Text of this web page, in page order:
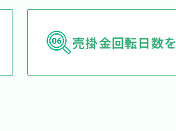
売掛金回転日数